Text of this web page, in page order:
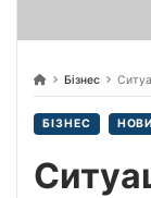
Бізнес Ситуація в
БІЗНЕС